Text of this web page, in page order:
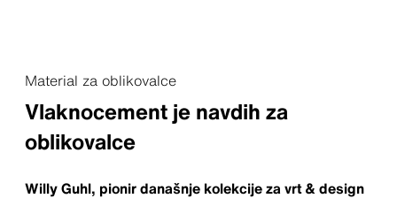
Material za oblikovalce
Vlaknocement je navdih za
oblikovalce
Willy Guhl, pionir današnje kolekcije za vrt & design